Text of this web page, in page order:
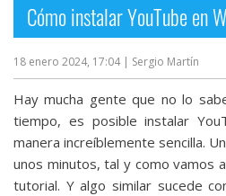
Cómo instalar YouTube en
18 enero 2024, 17:04 | Sergio Martín
Hay mucha gente que no lo
tiempo, es posible instalar
manera increíblemente sencilla.
unos minutos, tal y como vamos
tutorial. Y algo similar sucede